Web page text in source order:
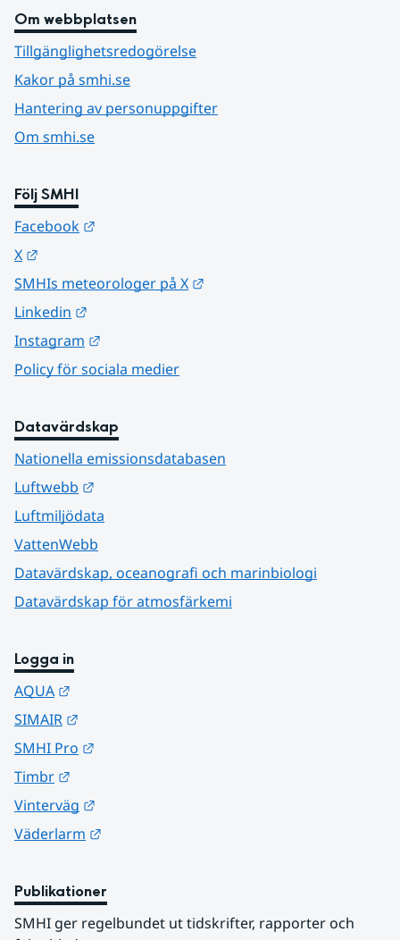
Om webbplatsen
Tillgänglighetsredogörelse
Kakor på smhi.se
Hantering av personuppgifter
Om smhi.se
Följ SMHI
Facebook
X
SMHIs meteorologer på X
Linkedin
Instagram
Policy för sociala medier
Datavärdskap
Nationella emissionsdatabasen
Luftwebb
Luftmiljödata
VattenWebb
Datavärdskap, oceanografi och marinbiologi
Datavärdskap för atmosfärkemi
Logga in
AQUA
SIMAIR
SMHI Pro
Timbr
Vinterväg
Väderlarm
Publikationer
SMHI ger regelbundet ut tidskrifter, rapporter och